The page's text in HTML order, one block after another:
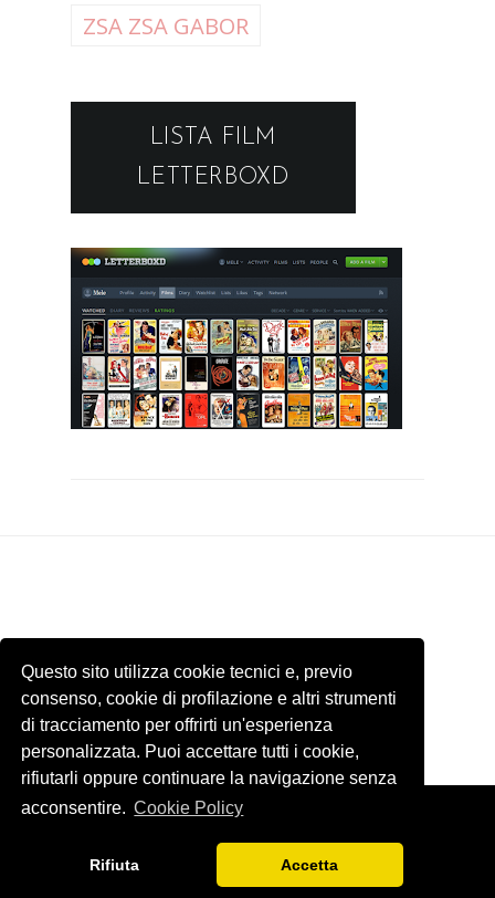
Questo sito utilizza cookie tecnici e, previo
consenso, cookie di profilazione e altri strumenti
di tracciamento per offrirti un'esperienza
personalizzata. Puoi accettare tutti i cookie,
rifiutarli oppure continuare la navigazione senza
acconsentire. Cookie Policy
Rifiuta Accetta
ZSA ZSA GABOR
LISTA FILM
LETTERBOXD
Template byThemeXpose. Tutti le immagini presenti di questo sito
internet appartengono ai rispettivi proprietari. Email
blogfrivolopergenteseria@gmail.com